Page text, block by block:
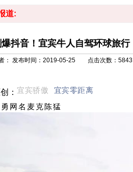
道:
抖音！宜宾牛人自驾环球旅
： 发布时间：2019-05-25 点击次数： 5843
： 宜宾骄傲 宜宾零距离
网名麦克陈猛